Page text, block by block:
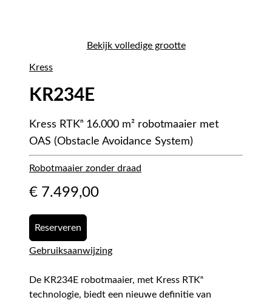
Bekijk volledige grootte
Kress
KR234E
Kress RTKⁿ 16.000 m² robotmaaier met
OAS (Obstacle Avoidance System)
Robotmaaier zonder draad
€ 7.499,00
Reserveren
Gebruiksaanwijzing
De KR234E robotmaaier, met Kress RTKⁿ
technologie, biedt een nieuwe definitie van